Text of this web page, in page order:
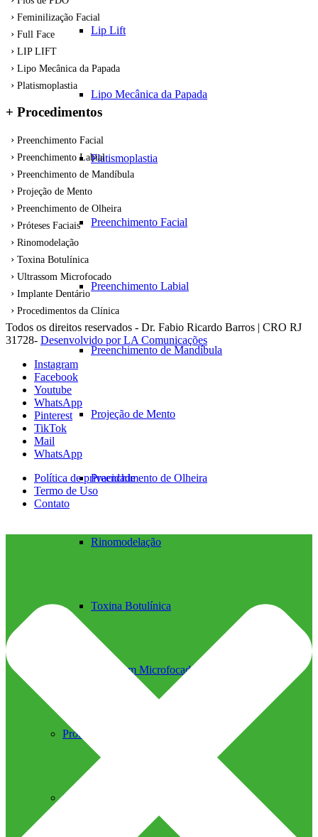
Lip Lift
Lipo Mecânica da Papada
Platismoplastia
Preenchimento Facial
Preenchimento Labial
Preenchimento de Mandíbula
Projeção de Mento
Preenchimento de Olheira
Rinomodelação
Toxina Botulínica
Ultrassom Microfocado
Próteses Faciais
Segurança na Harmonização
Feminilização Facial
Full Face
LIP LIFT
Lipo Mecânica da Papada
Platismoplastia
+ Procedimentos
Preenchimento Facial
Preenchimento Labial
Preenchimento de Mandíbula
Projeção de Mento
Preenchimento de Olheira
Próteses Faciais
Rinomodelação
Toxina Botulínica
Ultrassom Microfocado
Implante Dentário
Procedimentos da Clínica
Todos os direitos reservados - Dr. Fabio Ricardo Barros | CRO RJ
31728- Desenvolvido por LA Comunicações
Instagram
Facebook
Youtube
WhatsApp
Pinterest
TikTok
Mail
WhatsApp
Política de privacidade
Termo de Uso
Contato